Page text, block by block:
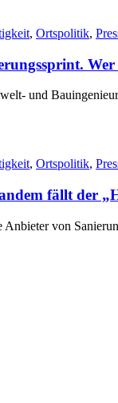
, Ortspolitik,
und
, Ortspolitik,
fällt der
von